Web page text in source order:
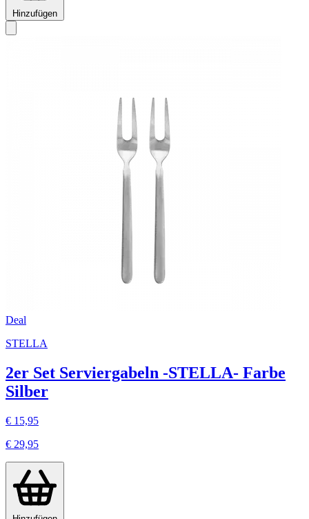
Hinzufügen
Deal
STELLA
2er Set Serviergabeln -STELLA- Farbe
Silber
€ 15,95
€ 29,95